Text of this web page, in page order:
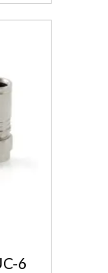
6